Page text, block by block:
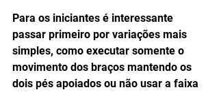
Para os iniciantes é interessante
passar primeiro por variações mais
simples, como executar somente o
movimento dos braços mantendo os
dois pés apoiados ou não usar a faixa